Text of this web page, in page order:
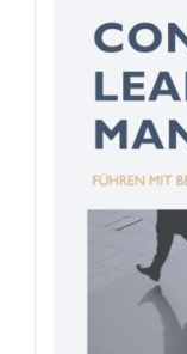
&
Modell
(CLM)